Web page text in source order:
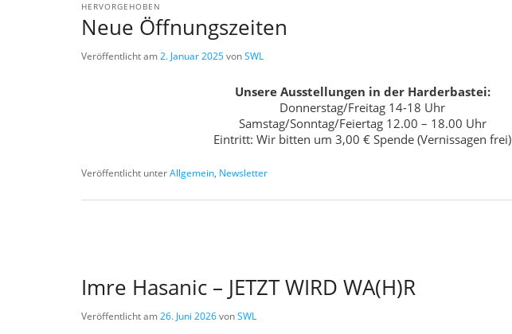
SPRINGEN
SPRINGEN
Neue Öffnungszeiten
HERVORGEHOBEN
Veröffentlicht am2. Januar 2025vonSWL
Unsere Ausstellungen in der Harderbastei:
Donnerstag/Freitag 14-18 Uhr
Samstag/Sonntag/Feiertag 12.00 – 18.00 Uhr
Eintritt: Wir bitten um 3,00 € Spende (Vernissagen frei)
Veröffentlicht unterAllgemein, Newsletter
Imre Hasanic – JETZT WIRD WA(H)R
Veröffentlicht am26. Juni 2026vonSWL